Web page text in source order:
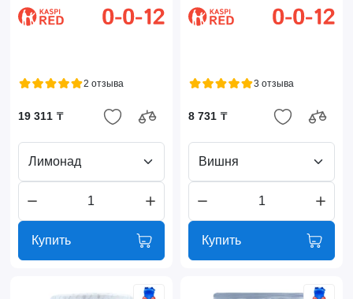
2 отзыва
19 311 ₸
Лимонад
Купить
3 отзыва
8 731 ₸
Вишня
Купить